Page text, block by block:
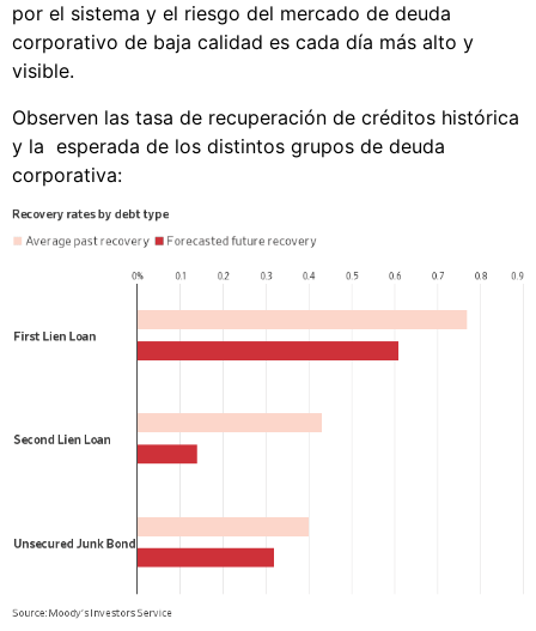
por el sistema y el riesgo del mercado de deuda
corporativo de baja calidad es cada día más alto y
visible.
Observen las tasa de recuperación de créditos histórica
y la esperada de los distintos grupos de deuda
corporativa: